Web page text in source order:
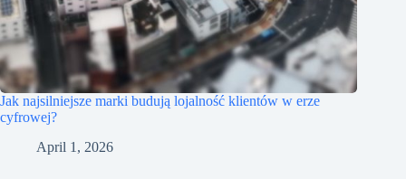
Jak najsilniejsze marki budują lojalność klientów w erze
cyfrowej?
April 1, 2026